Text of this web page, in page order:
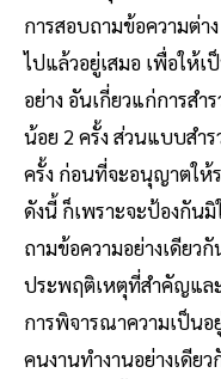
การสอบถามข้อความต่า
ไปแล้วอยู่เสมอ เพื่อให้
อย่าง อันเกี่ยวแก่การสํา
น้อย 2 ครั้ง ส่วนแบบสํา
ครั้ง ก่อนที่จะอนุญาตใ
ดังนี้ ก็เพราะจะป้องกัน
ถามข้อความอย่างเดียว
ประพฤติเหตุที่สําคัญแล
การพิจารณาความเป็นอ
คนงานทํางานอย่างเดีย